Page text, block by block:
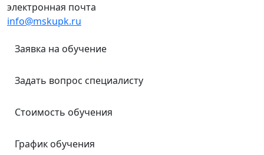
электронная почта
info@mskupk.ru
Заявка на обучение
Задать вопрос специалисту
Стоимость обучения
График обучения